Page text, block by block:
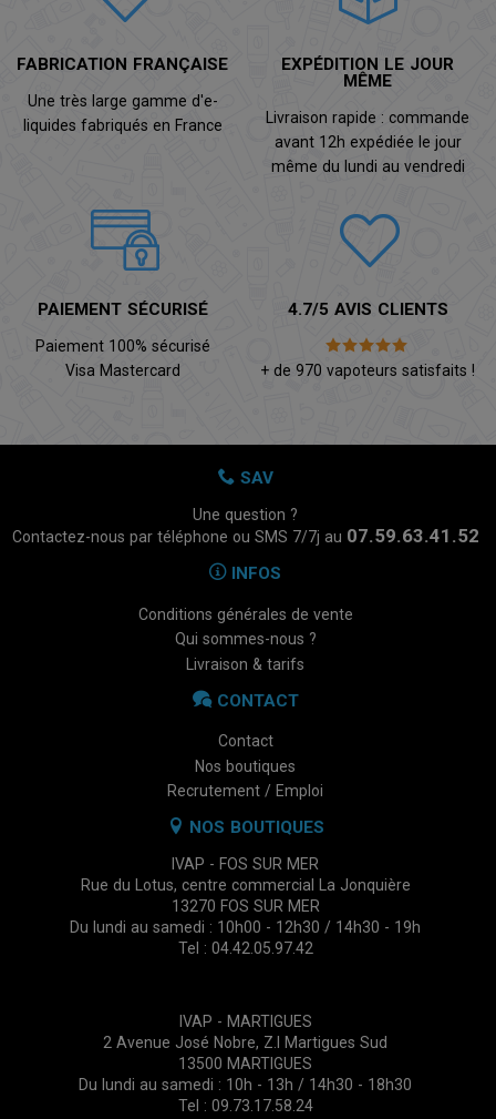
FABRICATION FRANÇAISE
Une très large gamme d'e-
liquides fabriqués en France
EXPÉDITION LE JOUR
MÊME
Livraison rapide : commande
avant 12h expédiée le jour
même du lundi au vendredi
PAIEMENT SÉCURISÉ
Paiement 100% sécurisé
Visa Mastercard
4.7/5 AVIS CLIENTS
+ de 970 vapoteurs satisfaits !
SAV
Une question ?
Contactez-nous par téléphone ou SMS 7/7j au 07.59.63.41.52
INFOS
Conditions générales de vente
Qui sommes-nous ?
Livraison & tarifs
CONTACT
Contact
Nos boutiques
Recrutement / Emploi
NOS BOUTIQUES
IVAP - FOS SUR MER
Rue du Lotus, centre commercial La Jonquière
13270 FOS SUR MER
Du lundi au samedi : 10h00 - 12h30 / 14h30 - 19h
Tel : 04.42.05.97.42
IVAP - MARTIGUES
2 Avenue José Nobre, Z.I Martigues Sud
13500 MARTIGUES
Du lundi au samedi : 10h - 13h / 14h30 - 18h30
Tel : 09.73.17.58.24